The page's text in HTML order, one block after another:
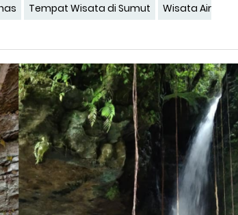
Tempat Wisata di Sumut
Wisata Air